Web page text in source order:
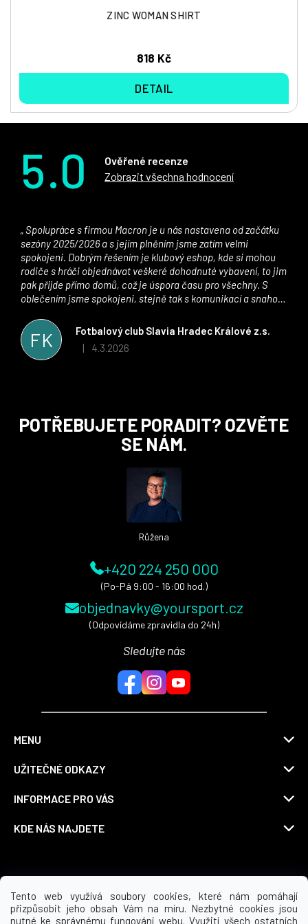
Tento web využívá soubory cookies, které nám pomáhají
přizpůsobit jeho obsah Vám na míru. Nezbytné cookies jsou
nutné ke správnému fungování webu. Využití všech ostatních
ZINC WOMAN SHIRT
818 Kč
DETAIL
5.0
Ověřené recenze
Zobrazit všechna hodnocení
FK
Fotbalový club Slavia Hradec Králové z.s.
Hodnocení obchodu je 5 z 5 hvězdiček.
| 4.3.2026
sezóny 2025/2026 a s jejím plněním jsme zatím velmi
spokojeni. Dobrým řešením je klubový eshop, kde si mohou
rodiče s hráči objednávat veškeré dohodnuté vybavení, to jim
pak přijde přímo domů, což je úspora času pro všechny. S
oblečením jsme spokojeni, stejně tak s komunikací a snahou
stran. Věříme, že v tomto duchu bude spolupráce pokračovat
i nadále, nyní už začínáme řešit i první sady dresů ;)
POTŘEBUJETE PORADIT? OZVĚTE
SE NÁM.
Růžena
+420 224 250 000
(Po-Pá 9:00 - 16:00 hod.)
objednavky@yoursport.cz
(Odpovídáme zpravidla do 24h)
Sledujte nás
MENU
UŽITEČNÉ ODKAZY
INFORMACE PRO VÁS
KDE NÁS NAJDETE
Možnosti dopravy